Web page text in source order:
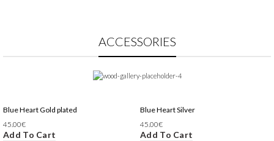
ACCESSORIES
Blue Heart Gold plated
45.00€
Add To Cart
Blue Heart Silver
45.00€
Add To Cart